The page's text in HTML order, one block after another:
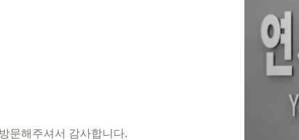
문해주셔서 감사합니다.